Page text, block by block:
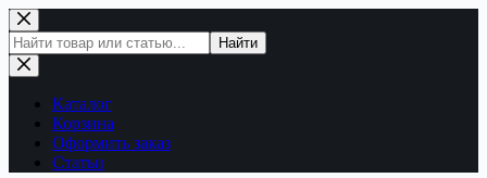
Перейти
к
сути
Поиск
по
сайту
Найти
Каталог
Корзина
Оформить заказ
Статьи